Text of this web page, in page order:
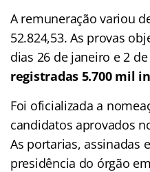
A remuneração variou
52.824,53. As provas
dias 26 de janeiro e 2
registradas 5.700 mil
Foi oficializada a
candidatos aprovados
As portarias, assinadas
presidência do órgão